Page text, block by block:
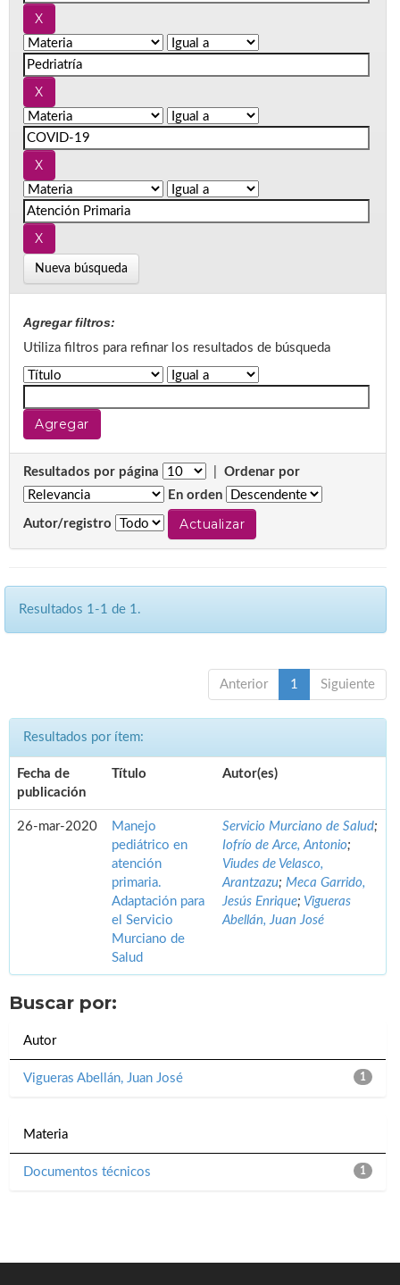
Nueva búsqueda
Agregar filtros:
Utiliza filtros para refinar los resultados de búsqueda
Resultados por página
Ordenar por
En orden
Autor/registro
Resultados 1-1 de 1.
Anterior 1 Siguiente
Resultados por ítem:
Fecha de
publicación
Título Autor(es)
26-mar-2020
Manejo
pediátrico en
atención
primaria.
Adaptación para
el Servicio
Murciano de
Salud
Servicio Murciano de Salud;
Iofrío de Arce, Antonio;
Viudes de Velasco,
Arantzazu; Meca Garrido,
Jesús Enrique; Vigueras
Abellán, Juan José
Buscar por:
Autor
1
Vigueras Abellán, Juan José
Materia
1
Documentos técnicos